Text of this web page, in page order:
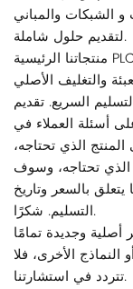
و الشبكات والمباني
لتقديم حلول شاملة.
منتجاتنا الرئيسية PLC، HMI تستخدم على نطاق واسع في مجال
والتغليف الأصلي
والتسليم السريع. تقديم
أسئلة العملاء في
الذي تحتاجه،
تحتاجه، وسوف
بالسعر وتاريخ
التسليم. شكرًا.
وجديدة تمامًا
أو النماذج الأخرى، فلا
تتردد في استشارتنا.